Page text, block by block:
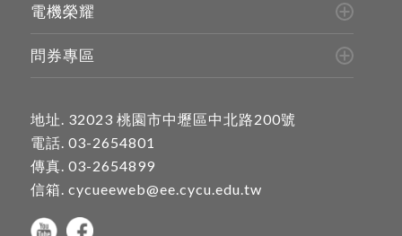
電機榮耀
問券專區
地址. 32023 桃園市中壢區中北路200號
電話. 03-2654801
傳真. 03-2654899
信箱. cycueeweb@ee.cycu.edu.tw